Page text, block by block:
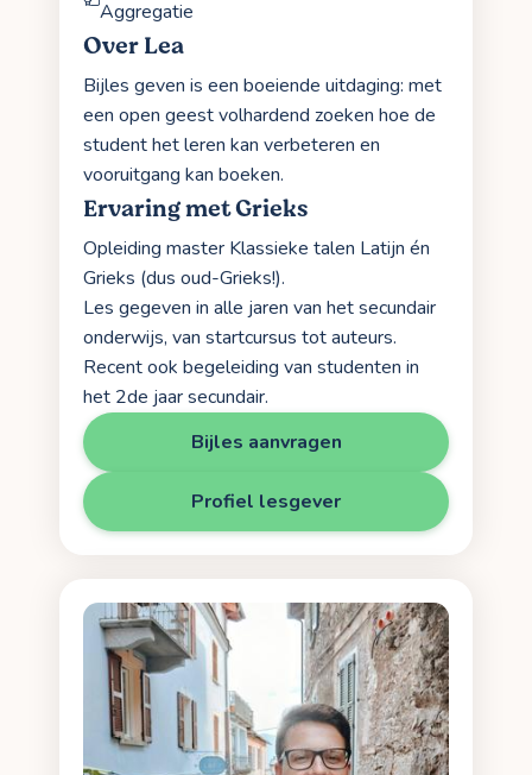
Aggregatie
Over Lea
Bijles geven is een boeiende uitdaging: met
een open geest volhardend zoeken hoe de
student het leren kan verbeteren en
vooruitgang kan boeken.
Ervaring met Grieks
Opleiding master Klassieke talen Latijn én
Grieks (dus oud-Grieks!).
Les gegeven in alle jaren van het secundair
onderwijs, van startcursus tot auteurs.
Recent ook begeleiding van studenten in
het 2de jaar secundair.
Bijles aanvragen
Profiel lesgever